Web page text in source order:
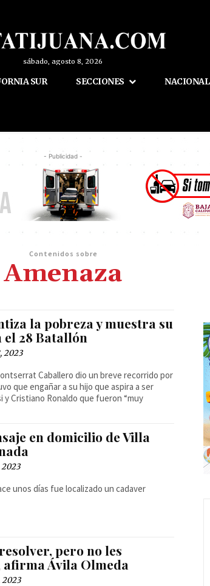
sábado, agosto 8, 2026
SUR SECCIONES NACIONAL
- Publicidad -
Contenidos sobre
Amenaza
la pobreza y muestra su
el 28 Batallón
2023
Caballero dio un breve recorrido por
que engañar a su hijo que aspira a ser
Cristiano Ronaldo que fueron “muy
en domicilio de Villa
unos días fue localizado un cadaver
pero no les
afirma Ávila Olmeda
2023